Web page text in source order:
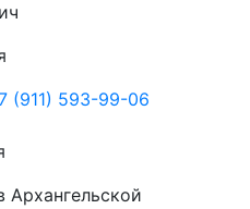
(911) 593-99-06
Архангельской